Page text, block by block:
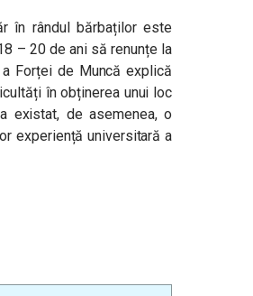
în rândul bărbaților este
– 20 de ani să renunțe la
Forței de Muncă explică
în obținerea unui loc
existat, de asemenea, o
experiență universitară a